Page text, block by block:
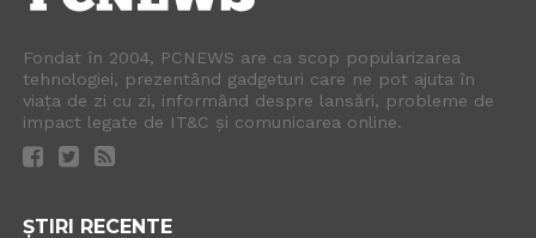
Fondat în 2004, PCNEWS are ca scop popularizarea
tehnologiei, prezentând gadgeturi care ne pot ajuta în
viața de zi cu zi, informând despre lansări, probleme de
impact legate de IT&C și comunicarea online.
ȘTIRI RECENTE